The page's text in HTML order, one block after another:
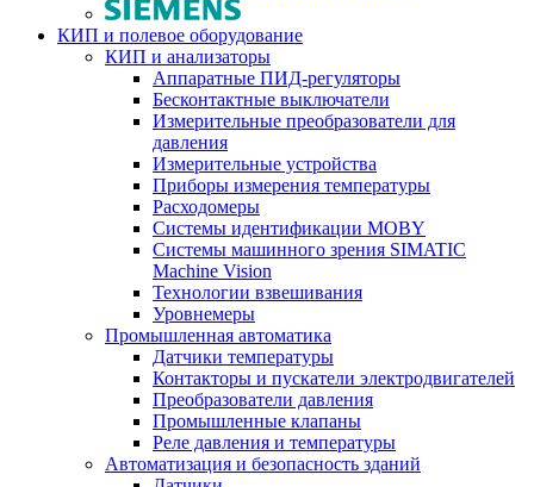
КИП и полевое оборудование
КИП и анализаторы
Аппаратные ПИД-регуляторы
Бесконтактные выключатели
Измерительные преобразователи для
давления
Измерительные устройства
Приборы измерения температуры
Расходомеры
Системы идентификации MOBY
Системы машинного зрения SIMATIC
Machine Vision
Технологии взвешивания
Уровнемеры
Промышленная автоматика
Датчики температуры
Контакторы и пускатели электродвигателей
Преобразователи давления
Промышленные клапаны
Реле давления и температуры
Автоматизация и безопасность зданий